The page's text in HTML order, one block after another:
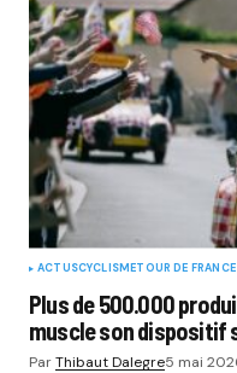
ACTUSCYCLISMETOUR DE FRANCE
Plus de 500.000
muscle son dispositif
ParThibaut Dalegre5 mai